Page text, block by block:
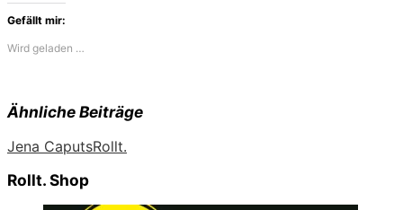
Gefällt mir:
Wird geladen …
Ähnliche Beiträge
Jena CaputsRollt.
Rollt. Shop